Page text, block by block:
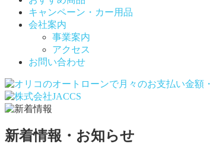
キャンペーン・カー用品
会社案内
事業案内
アクセス
お問い合わせ
新着情報・お知らせ